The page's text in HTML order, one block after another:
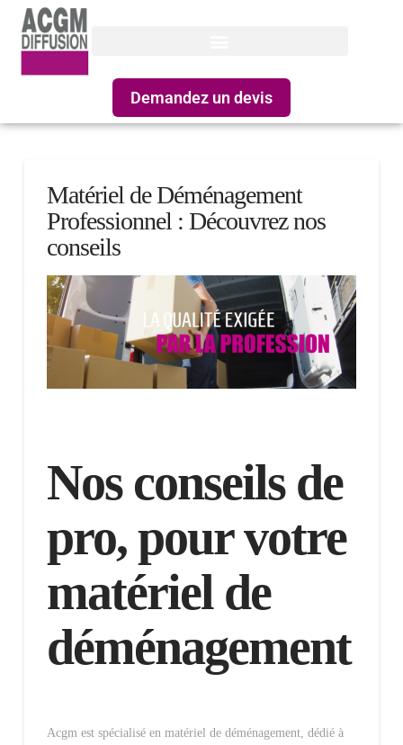
Demandez un devis
Matériel de Déménagement
Professionnel : Découvrez nos
conseils
Nos conseils de
pro, pour votre
matériel de
déménagement
Acgm est spécialisé en matériel de déménagement, dédié à